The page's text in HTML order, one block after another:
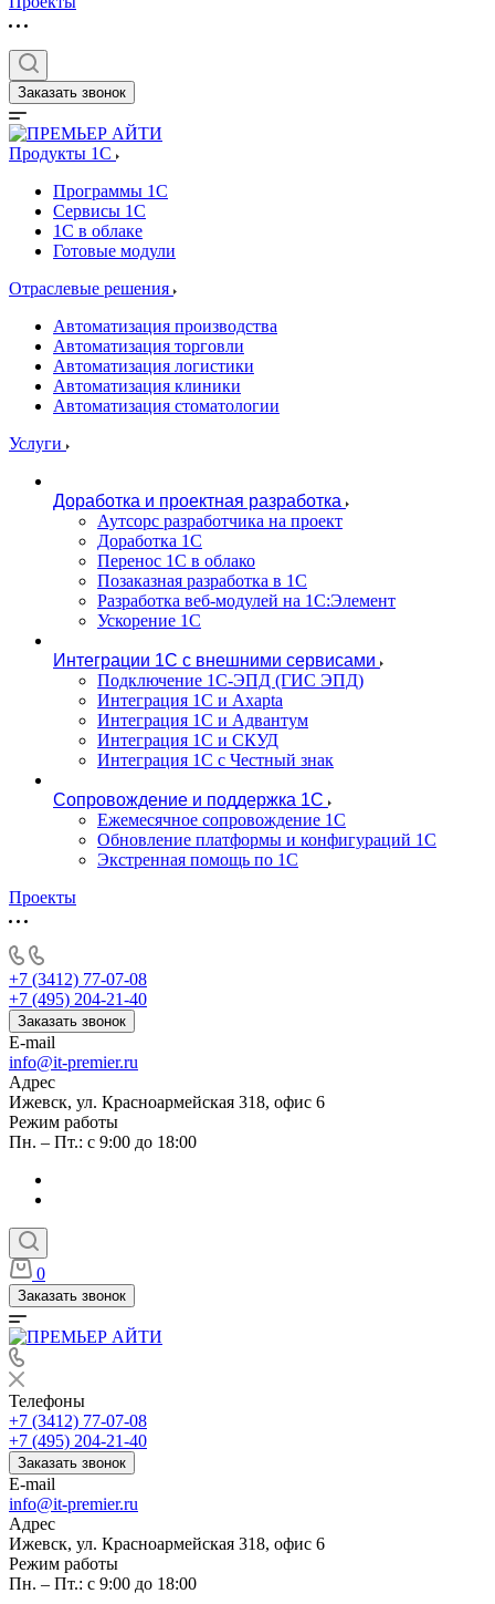
Заказать звонок
Продукты 1C
Программы 1С
Сервисы 1С
1С в облаке
Готовые модули
Отраслевые решения
Автоматизация производства
Автоматизация торговли
Автоматизация логистики
Автоматизация клиники
Автоматизация стоматологии
Услуги
Доработка и проектная разработка
Аутсорс разработчика на проект
Доработка 1С
Перенос 1С в облако
Позаказная разработка в 1С
Разработка веб-модулей на 1С:Элемент
Ускорение 1С
Интеграции 1С с внешними сервисами
Подключение 1С-ЭПД (ГИС ЭПД)
Интеграция 1С и Axapta
Интеграция 1С и Адвантум
Интеграция 1С и СКУД
Интеграция 1С с Честный знак
Сопровождение и поддержка 1С
Ежемесячное сопровождение 1С
Обновление платформы и конфигураций 1С
Экстренная помощь по 1С
Проекты
+7 (3412) 77-07-08
+7 (495) 204-21-40
Заказать звонок
E-mail
info@it-premier.ru
Адрес
Ижевск, ул. Красноармейская 318, офис 6
Режим работы
Пн. – Пт.: с 9:00 до 18:00
0
Заказать звонок
Телефоны
+7 (3412) 77-07-08
+7 (495) 204-21-40
Заказать звонок
E-mail
info@it-premier.ru
Адрес
Ижевск, ул. Красноармейская 318, офис 6
Режим работы
Пн. – Пт.: с 9:00 до 18:00